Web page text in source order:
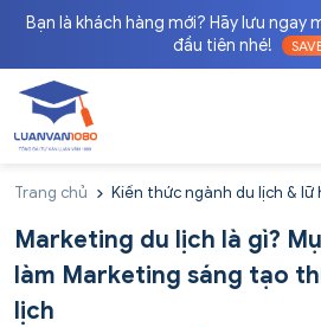
Bạn là khách hàng mới? Hãy lưu ngay
đầu tiên nhé!
Trang chủ Kiến thức ngành du lịch & lữ
Marketing du lịch là gì?
làm Marketing sáng tạo
lịch